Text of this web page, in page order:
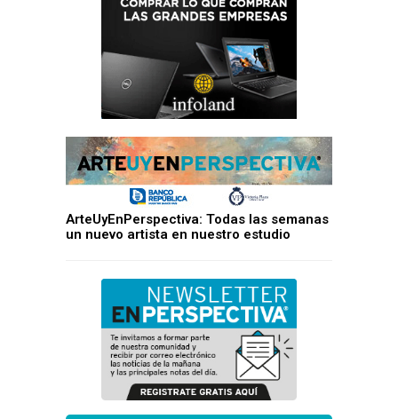
ArteUyEnPerspectiva: Todas las semanas
un nuevo artista en nuestro estudio